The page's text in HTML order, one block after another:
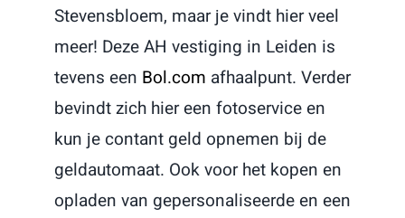
Stevensbloem, maar je vindt hier veel
meer! Deze AH vestiging in Leiden is
tevens een Bol.com afhaalpunt. Verder
bevindt zich hier een fotoservice en
kun je contant geld opnemen bij de
geldautomaat. Ook voor het kopen en
opladen van gepersonaliseerde en een